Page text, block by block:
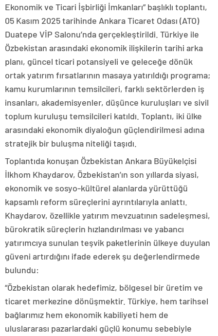
Ekonomik ve Ticari İşbirliği İmkanları” başlıklı toplantı,
05 Kasım 2025 tarihinde Ankara Ticaret Odası (ATO)
Duatepe VİP Salonu’nda gerçekleştirildi. Türkiye ile
Özbekistan arasındaki ekonomik ilişkilerin tarihi arka
planı, güncel ticari potansiyeli ve geleceğe dönük
ortak yatırım fırsatlarının masaya yatırıldığı programa;
kamu kurumlarının temsilcileri, farklı sektörlerden iş
insanları, akademisyenler, düşünce kuruluşları ve sivil
toplum kuruluşu temsilcileri katıldı. Toplantı, iki ülke
arasındaki ekonomik diyaloğun güçlendirilmesi adına
stratejik bir buluşma niteliği taşıdı.
Toplantıda konuşan Özbekistan Ankara Büyükelçisi
İlkhom Khaydarov, Özbekistan’ın son yıllarda siyasi,
ekonomik ve sosyo-kültürel alanlarda yürüttüğü
kapsamlı reform süreçlerini ayrıntılarıyla anlattı.
Khaydarov, özellikle yatırım mevzuatının sadeleşmesi,
bürokratik süreçlerin hızlandırılması ve yabancı
yatırımcıya sunulan teşvik paketlerinin ülkeye duyulan
güveni artırdığını ifade ederek şu değerlendirmede
bulundu:
“Özbekistan olarak hedefimiz, bölgesel bir üretim ve
ticaret merkezine dönüşmektir. Türkiye, hem tarihsel
bağlarımız hem ekonomik kabiliyeti hem de
uluslararası pazarlardaki güçlü konumu sebebiyle